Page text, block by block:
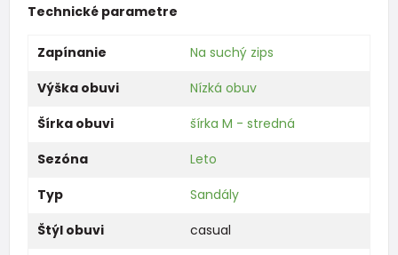
Technické parametre
Zapínanie
Na suchý zips
Výška obuvi
Nízká obuv
Šírka obuvi
šírka M - stredná
Sezóna
Leto
Typ
Sandály
Štýl obuvi
casual